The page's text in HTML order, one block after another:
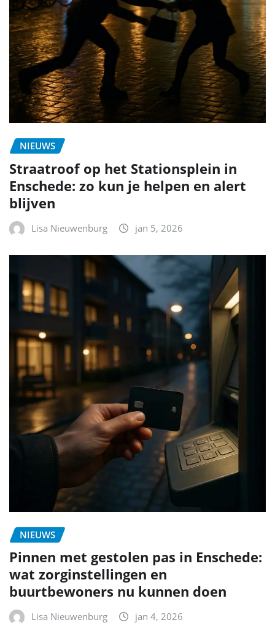
NIEUWS
Straatroof op het Stationsplein in
Enschede: zo kun je helpen en alert
blijven
Lisa Nieuwenburg jan 5, 2026
NIEUWS
Pinnen met gestolen pas in Enschede:
wat zorginstellingen en
buurtbewoners nu kunnen doen
Lisa Nieuwenburg jan 4, 2026